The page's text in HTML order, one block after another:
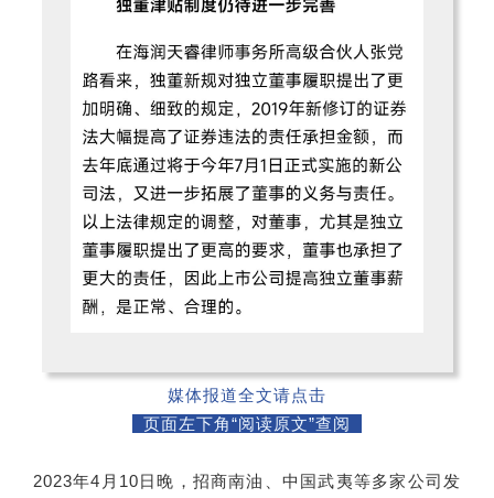
媒体报道全文请点击
页面左下角“阅读原文”查阅
2023年4月10日晚，招商南油、中国武夷等多家公司发